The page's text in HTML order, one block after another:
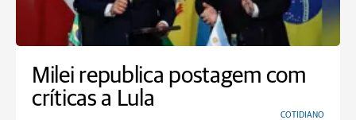
Milei republica postagem com
críticas a Lula
COTIDIANO